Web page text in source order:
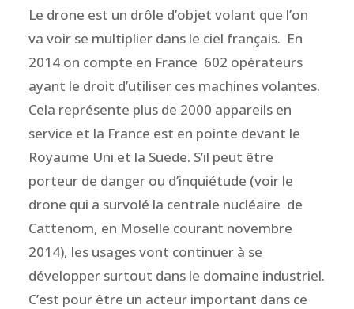
Le drone est un drôle d’objet volant que l’on
va voir se multiplier dans le ciel français. En
2014 on compte en France 602 opérateurs
ayant le droit d’utiliser ces machines volantes.
Cela représente plus de 2000 appareils en
service et la France est en pointe devant le
Royaume Uni et la Suede. S’il peut être
porteur de danger ou d’inquiétude (voir le
drone qui a survolé la centrale nucléaire de
Cattenom, en Moselle courant novembre
2014), les usages vont continuer à se
développer surtout dans le domaine industriel.
C’est pour être un acteur important dans ce